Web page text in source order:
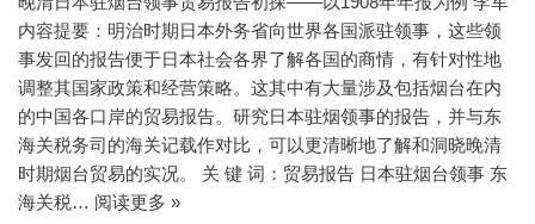
内容提要：明治时期日本外务省向世界各国派驻领事，这些领
事发回的报告便于日本社会各界了解各国的商情，有针对性地
调整其国家政策和经营策略。这其中有大量涉及包括烟台在内
的中国各口岸的贸易报告。研究日本驻烟领事的报告，并与东
海关税务司的海关记载作对比，可以更清晰地了解和洞晓晚清
时期烟台贸易的实况。 关 键 词：贸易报告 日本驻烟台领事 东
海关税… 阅读更多 »